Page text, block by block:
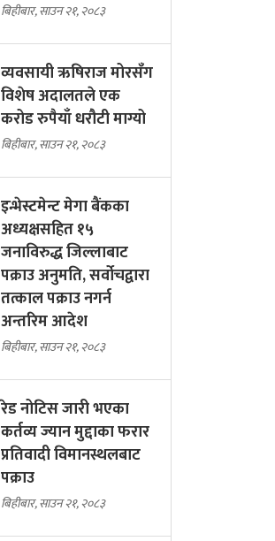
बिहीबार, साउन २१, २०८३
व्यवसायी ऋषिराज मोरसँग
विशेष अदालतले एक
करोड रुपैयाँ धरौटी माग्यो
बिहीबार, साउन २१, २०८३
इन्भेस्टमेन्ट मेगा बैंकका
अध्यक्षसहित १५
जनाविरुद्ध जिल्लाबाट
पक्राउ अनुमति, सर्वोचद्वारा
तत्काल पक्राउ नगर्न
अन्तरिम आदेश
बिहीबार, साउन २१, २०८३
रेड नोटिस जारी भएका
कर्तव्य ज्यान मुद्दाका फरार
प्रतिवादी विमानस्थलबाट
पक्राउ
बिहीबार, साउन २१, २०८३